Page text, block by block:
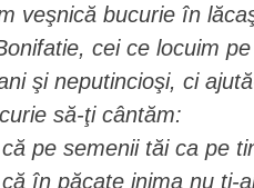
veşnică bucurie în
cei ce locuim
şi neputincioşi, ci
să-ţi cântăm:
pe semenii tăi ca pe
în păcate inima nu ţi-